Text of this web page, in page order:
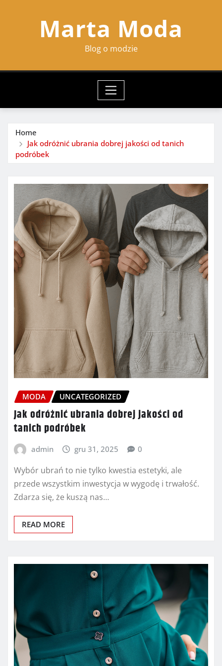
Marta Moda
Blog o modzie
Home
Jak odróżnić ubrania dobrej jakości od tanich
podróbek
MODA UNCATEGORIZED
Jak odróżnić ubrania dobrej jakości od
tanich podróbek
admin gru 31, 2025 0
Wybór ubrań to nie tylko kwestia estetyki, ale
przede wszystkim inwestycja w wygodę i trwałość.
Zdarza się, że kuszą nas…
READ MORE